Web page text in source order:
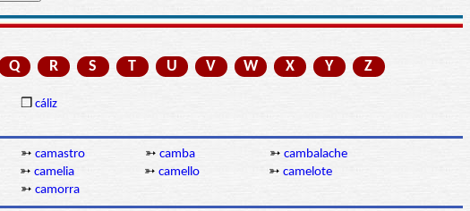
Q R S T U V W X Y Z
❒ cáliz
➳ camastro ➳ camba ➳ cambalache
➳ camelia ➳ camello ➳ camelote
➳ camorra